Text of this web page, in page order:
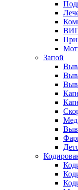
ВИП
Запой